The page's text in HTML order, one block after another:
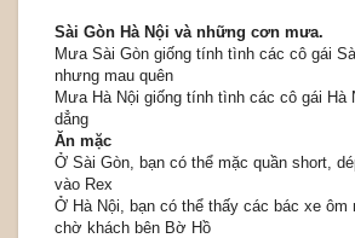
Sài Gòn Hà Nội và những cơn mưa.
Mưa Sài Gòn giống tính tình các cô gái
nhưng mau quên
Mưa Hà Nội giống tính tình các cô gái Hà
dẳng
Ăn mặc
Ở Sài Gòn, bạn có thể mặc quần short,
vào Rex
Ở Hà Nội, bạn có thể thấy các bác xe ôm
chờ khách bên Bờ Hồ